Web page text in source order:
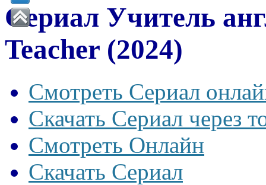
Сериал Учитель
Teacher (2024)
Смотреть Сериал
Скачать Сериал через
Смотреть Онлайн
Скачать Сериал